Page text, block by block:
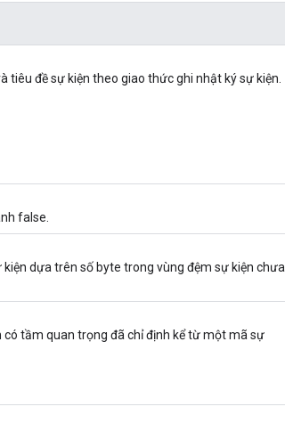
tiêu đề sự kiện theo giao thức ghi nhật ký sự kiện.
false.
dựa trên số byte trong vùng đệm sự kiện chưa
có tầm quan trọng đã chỉ định kể từ một mã sự